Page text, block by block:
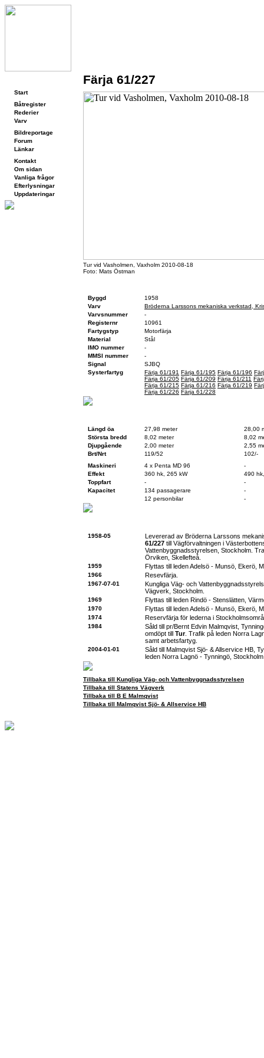
Start
Båtregister
Rederier
Varv
Bildreportage
Forum
Länkar
Kontakt
Om sidan
Vanliga frågor
Efterlysningar
Uppdateringar
Färja 61/227
Tur vid Vasholmen, Vaxholm 2010-08-18
Foto: Mats Östman
Byggd
1958
Varv
Bröderna Larssons mekaniska verkstad,
Varvsnummer
-
Registernr
10961
Fartygstyp
Motorfärja
Material
Stål
IMO nummer
-
MMSI nummer
-
Signal
SJBQ
Systerfartyg
Färja 61/191 Färja 61/195 Färja 61/196
Färja 61/205 Färja 61/209 Färja 61/211
Färja 61/215 Färja 61/216 Färja 61/219
Färja 61/226 Färja 61/228
Längd öa
27,98 meter
28,00
Största bredd
8,02 meter
8,02
Djupgående
2,00 meter
2,55
Brt/Nrt
119/52
102/-
Maskineri
4 x Penta MD 96
-
Effekt
360 hk, 265 kW
490
Toppfart
-
-
Kapacitet
134 passagerare
-
12 personbilar
-
1958-05
Levererad av Bröderna Larssons
61/227 till Vägförvaltningen i
Vattenbyggnadsstyrelsen, Stockholm.
Örviken, Skellefteå.
1959 Flyttas till leden Adelsö - Munsö, Ekerö,
1966 Resevfärja.
1967-07-01
Kungliga Väg- och
Vägverk, Stockholm.
1969 Flyttas till leden Rindö - Stenslätten,
1970 Flyttas till leden Adelsö - Munsö, Ekerö,
1974 Reservfärja för lederna i
1984
Såld till pr/Bernt Edvin Malmqvist,
omdöpt till Tur. Trafik på leden Norra
samt arbetsfartyg.
2004-01-01
Såld till Malmqvist Sjö- & Allservice HB,
leden Norra Lagnö - Tynningö,
Tillbaka till Kungliga Väg- och Vattenbyggnadsstyrelsen
Tillbaka till Statens Vägverk
Tillbaka till B E Malmqvist
Tillbaka till Malmqvist Sjö- & Allservice HB